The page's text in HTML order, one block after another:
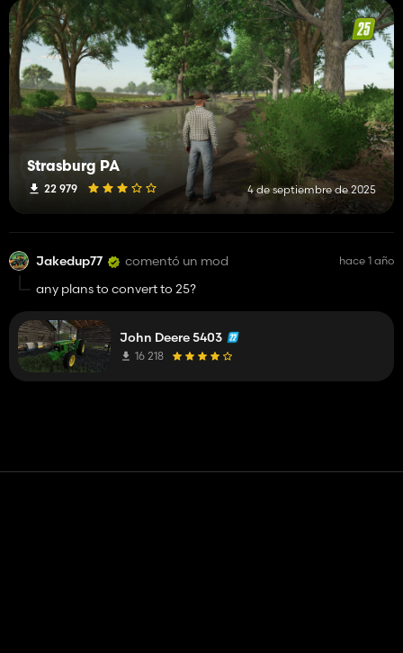
Strasburg PA
22 979 4 de septiembre de 2025
Jakedup77 comentó un mod hace 1 año
any plans to convert to 25?
John Deere 5403
16 218